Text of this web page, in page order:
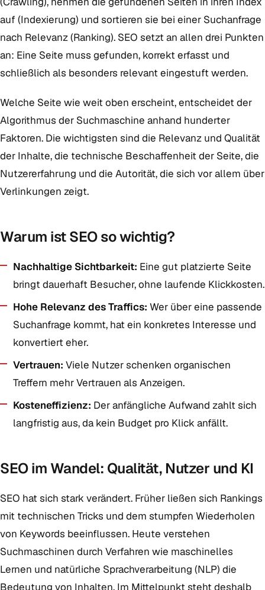
auf (Indexierung) und sortieren sie bei einer Suchanfrage
nach Relevanz (Ranking). SEO setzt an allen drei Punkten
an: Eine Seite muss gefunden, korrekt erfasst und
schließlich als besonders relevant eingestuft werden.
Welche Seite wie weit oben erscheint, entscheidet der
Algorithmus der Suchmaschine anhand hunderter
Faktoren. Die wichtigsten sind die Relevanz und Qualität
der Inhalte, die technische Beschaffenheit der Seite, die
Nutzererfahrung und die Autorität, die sich vor allem über
Verlinkungen zeigt.
Warum ist SEO so wichtig?
Nachhaltige Sichtbarkeit: Eine gut platzierte Seite
bringt dauerhaft Besucher, ohne laufende Klickkosten.
Hohe Relevanz des Traffics: Wer über eine passende
Suchanfrage kommt, hat ein konkretes Interesse und
konvertiert eher.
Vertrauen: Viele Nutzer schenken organischen
Treffern mehr Vertrauen als Anzeigen.
Kosteneffizienz: Der anfängliche Aufwand zahlt sich
langfristig aus, da kein Budget pro Klick anfällt.
SEO im Wandel: Qualität, Nutzer und KI
SEO hat sich stark verändert. Früher ließen sich Rankings
mit technischen Tricks und dem stumpfen Wiederholen
von Keywords beeinflussen. Heute verstehen
Suchmaschinen durch Verfahren wie maschinelles
Lernen und natürliche Sprachverarbeitung (NLP) die
Bedeutung von Inhalten. Im Mittelpunkt steht deshalb